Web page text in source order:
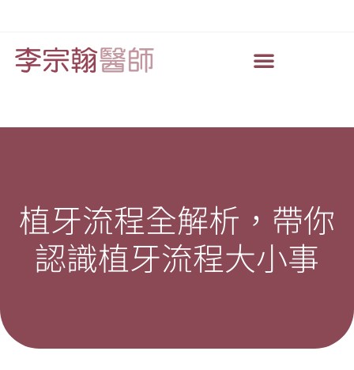
植牙流程全解析，帶你
認識植牙流程大小事